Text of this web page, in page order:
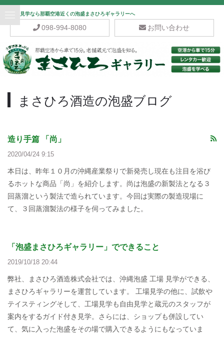
泡盛酒造見学なら那覇空港近くの泡盛まさひろギャラリーへ
098-994-8080 お問い合わせ
まさひろ酒造の泡盛ブログ
造り手篇 「尚」
2020/04/24 9:15
本日は、昨年１０月の沖縄産業祭りで新発売し現在も注目を浴び
るホットな商品「尚」を紹介します。尚は泡盛の新製法となる３
回蒸溜という製法で造られています。今回は実際の製造現場に
て、３回蒸溜製法の様子を伺ってみました。
「泡盛まさひろギャラリー」でできること
2019/10/18 20:44
弊社、まさひろ酒造株式会社では、沖縄泡盛 工場 見学ができる、
まさひろギャラリーを運営しています。 工場見学の他に、試飲や
テイスティングそして、工場見学も自由見学と蔵元のスタッフが
案内をするガイド付き見学。さらには、ショップも併設してい
て、気に入った泡盛をその場で購入できるようにもなっていま